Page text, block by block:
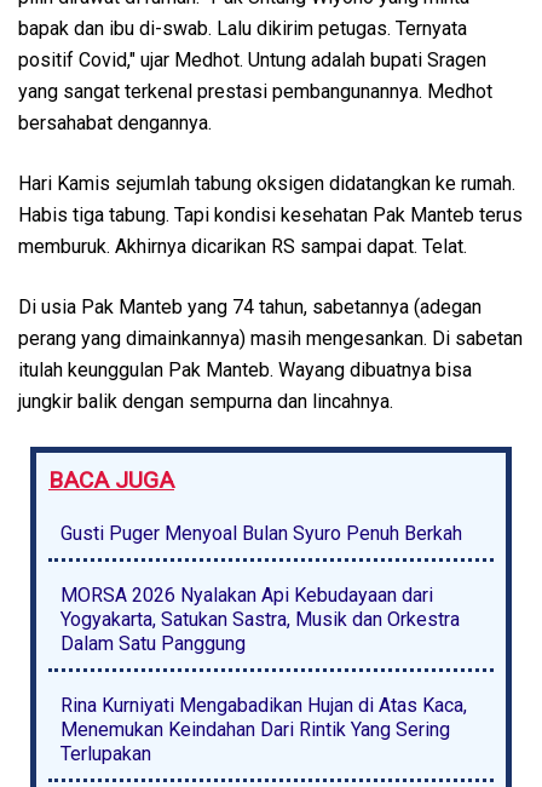
bapak dan ibu di-swab. Lalu dikirim petugas. Ternyata
positif Covid," ujar Medhot. Untung adalah bupati Sragen
yang sangat terkenal prestasi pembangunannya. Medhot
bersahabat dengannya.
Hari Kamis sejumlah tabung oksigen didatangkan ke rumah.
Habis tiga tabung. Tapi kondisi kesehatan Pak Manteb terus
memburuk. Akhirnya dicarikan RS sampai dapat. Telat.
Di usia Pak Manteb yang 74 tahun, sabetannya (adegan
perang yang dimainkannya) masih mengesankan. Di sabetan
itulah keunggulan Pak Manteb. Wayang dibuatnya bisa
jungkir balik dengan sempurna dan lincahnya.
BACA JUGA
Gusti Puger Menyoal Bulan Syuro Penuh Berkah
MORSA 2026 Nyalakan Api Kebudayaan dari
Yogyakarta, Satukan Sastra, Musik dan Orkestra
Dalam Satu Panggung
Rina Kurniyati Mengabadikan Hujan di Atas Kaca,
Menemukan Keindahan Dari Rintik Yang Sering
Terlupakan